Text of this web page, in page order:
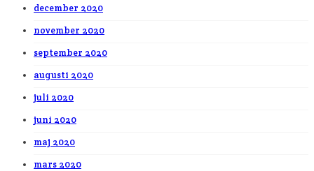
december 2020
november 2020
september 2020
augusti 2020
juli 2020
juni 2020
maj 2020
mars 2020